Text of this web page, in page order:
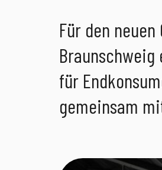
Für den
für
gemeinsam